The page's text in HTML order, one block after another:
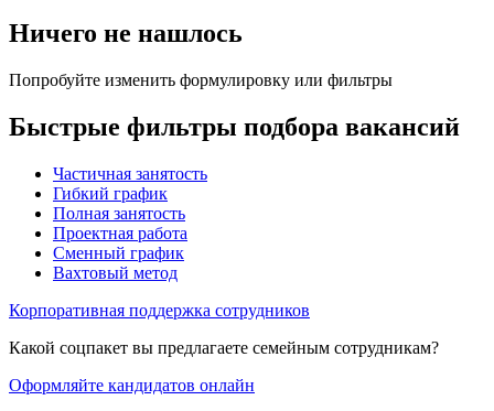
Ничего не нашлось
Попробуйте изменить формулировку или фильтры
Быстрые фильтры подбора вакансий
Частичная занятость
Гибкий график
Полная занятость
Проектная работа
Сменный график
Вахтовый метод
Корпоративная поддержка сотрудников
Какой соцпакет вы предлагаете семейным сотрудникам?
Оформляйте кандидатов онлайн